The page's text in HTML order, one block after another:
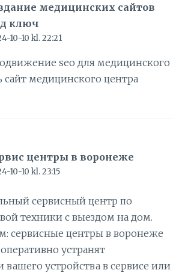
медицинских сайтов
ключ
10-10 kl. 22:21
seo для медицинского
сайт медицинского центра
центры в воронеже
10-10 kl. 23:15
сервисный центр по
техники с выездом на дом.
сервисные центры в воронеже
устранят
вашего устройства в сервисе или